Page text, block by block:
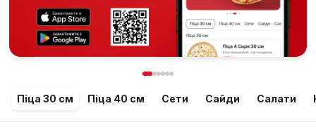
Піца 30 см Піца 40 см Сети Сайди Салати